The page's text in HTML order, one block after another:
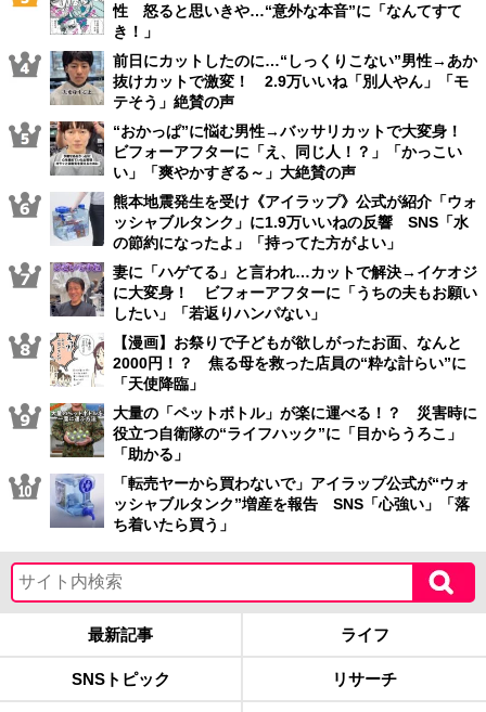
性 怒ると思いきや…“意外な本音”に「なんてすて
き！」
前日にカットしたのに…“しっくりこない”男性→あか
抜けカットで激変！ 2.9万いいね「別人やん」「モ
テそう」絶賛の声
“おかっぱ”に悩む男性→バッサリカットで大変身！
ビフォーアフターに「え、同じ人！？」「かっこい
い」「爽やかすぎる～」大絶賛の声
熊本地震発生を受け《アイラップ》公式が紹介「ウォ
ッシャブルタンク」に1.9万いいねの反響 SNS「水
の節約になったよ」「持ってた方がよい」
妻に「ハゲてる」と言われ…カットで解決→イケオジ
に大変身！ ビフォーアフターに「うちの夫もお願い
したい」「若返りハンパない」
【漫画】お祭りで子どもが欲しがったお面、なんと
2000円！？ 焦る母を救った店員の“粋な計らい”に
「天使降臨」
大量の「ペットボトル」が楽に運べる！？ 災害時に
役立つ自衛隊の“ライフハック”に「目からうろこ」
「助かる」
「転売ヤーから買わないで」アイラップ公式が“ウォ
ッシャブルタンク”増産を報告 SNS「心強い」「落
ち着いたら買う」
最新記事 ライフ
SNSトピック リサーチ